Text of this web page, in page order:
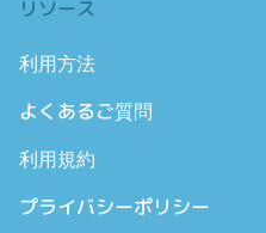
リソース
利用方法
よくあるご質問
利用規約
プライバシーポリシー